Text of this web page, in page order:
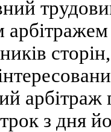
арбітраж
з дня